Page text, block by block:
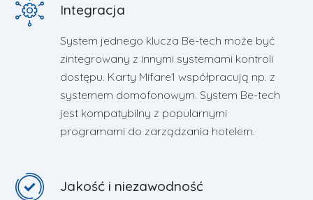
Integracja
System jednego klucza Be-tech może być
zintegrowany z innymi systemami kontroli
dostępu. Karty Mifare1 współpracują np. z
systemem domofonowym. System Be-tech
jest kompatybilny z popularnymi
programami do zarządzania hotelem.
Jakość i niezawodność